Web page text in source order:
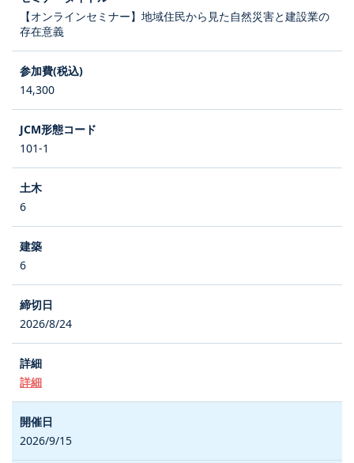
【オンラインセミナー】地域住民から見た自然災害と建設業の
存在意義
14,300
101-1
6
6
2026/8/24
詳細
2026/9/15